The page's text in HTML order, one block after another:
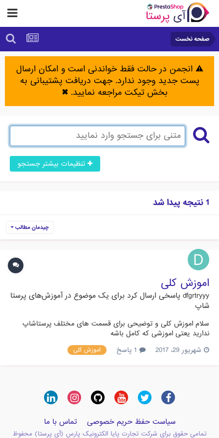
صفحه نخست
⚠️ انجمن در حالت فقط خواندنی است و امکان ارسال
پست جدید وجود ندارد. جهت دریافت پشتیبانی به
بخش تیکت مراجعه نمایید.✖
تنظیمات بیشتر جستجو
1 نتیجه پیدا شد
چیدمان مطالب
اموزش کلی
dfgrtryyy پاسخی ارسال کرد برای یک موضوع درآموزش‌های پرستا
شاپ
سلام اموزش کلی و توضیحی برای قسمت های مختلف پرستاشاپ
ندارید یعتی اموزشی که کامل باشه
شهریور 29، 2017
اموزش کلی
سیاست حفظ حریم خصوصی تماس با ما
تمامی حقوق برای شرکت تجارت پایا الکترونیک پارس (آی پرستا) محفوظ